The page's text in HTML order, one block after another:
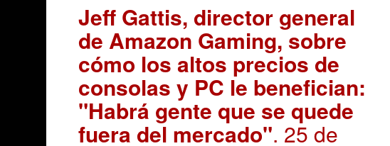
Jeff Gattis, director general
de Amazon Gaming, sobre
cómo los altos precios de
consolas y PC le benefician:
"Habrá gente que se quede
fuera del mercado". 25 de